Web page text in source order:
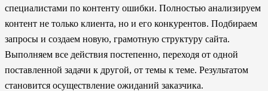
специалистами по контенту ошибки. Полностью анализируем
контент не только клиента, но и его конкурентов. Подбираем
запросы и создаем новую, грамотную структуру сайта.
Выполняем все действия постепенно, переходя от одной
поставленной задачи к другой, от темы к теме. Результатом
становится осуществление ожиданий заказчика.